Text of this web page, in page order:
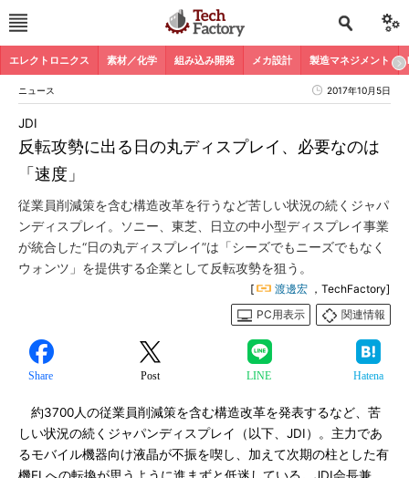
エレクトロニクス 素材／化学 組み込み開発 メカ設計 製造マネジメント
ニュース 2017年10月5日
反転攻勢に出る日の丸ディスプレイ、必要なのは
「速度」
JDI
従業員削減策を含む構造改革を行うなど苦しい状況の続くジャパ
ンディスプレイ。ソニー、東芝、日立の中小型ディスプレイ事業
が統合した“日の丸ディスプレイ”は「シーズでもニーズでもなく
ウォンツ」を提供する企業として反転攻勢を狙う。
[ 渡邊宏 ，TechFactory]
PC用表示
関連情報
Share Post LINE Hatena
約3700人の従業員削減策を含む構造改革を発表するなど、苦
しい状況の続くジャパンディスプレイ（以下、JDI）。主力であ
るモバイル機器向け液晶が不振を喫し、加えて次期の柱とした有